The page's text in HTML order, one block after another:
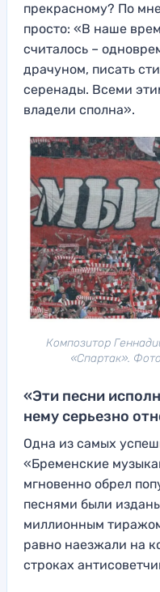
прекрасному? По
просто: «В наше
считалось –
драчуном, писать
серенады. Всеми
владели сполна».
Композитор
«Спартак».
«Эти песни
нему серьезно
Одна из самых
«Бременские
мгновенно обрел
песнями были
миллионным
равно наезжали на
строках